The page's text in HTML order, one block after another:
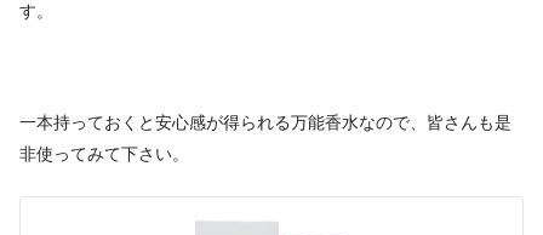
す。
一本持っておくと安心感が得られる万能香水なので、皆さんも是
非使ってみて下さい。